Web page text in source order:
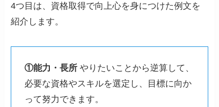
4つ目は、資格取得で向上心を身につけた例文を
紹介します。
①能力・長所やりたいことから逆算して、
必要な資格やスキルを選定し、目標に向か
って努力できます。